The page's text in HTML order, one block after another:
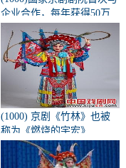
企业合作，每年获得50万
元的创作经费。
(1000) 京剧《竹林》也被
称为《燃烧的宇宏》